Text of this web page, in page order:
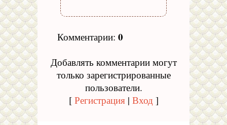
Комментарии: 0
Добавлять комментарии могут
только зарегистрированные
пользователи.
[ Регистрация| Вход ]